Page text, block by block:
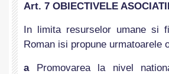
Art. 7 OBIECTIVELE
In limita resurselor umane si
Roman isi propune urmatoarele
a Promovarea la nivel